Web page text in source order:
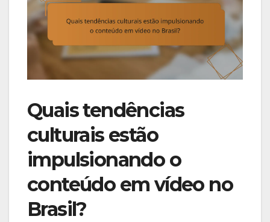
Quais tendências
culturais estão
impulsionando o
conteúdo em vídeo no
Brasil?